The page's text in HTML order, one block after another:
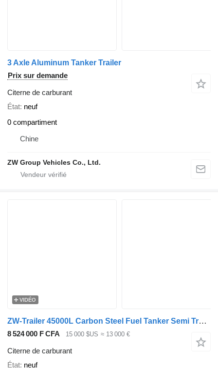
3 Axle Aluminum Tanker Trailer
Prix sur demande
Citerne de carburant
État neuf
0 compartiment
Chine
ZW Group Vehicles Co., Ltd.
VIDÉO
ZW-Trailer 45000L Carbon Steel Fuel Tanker Semi Trailer for UAE
8 524 000 F CFA 15 000 $US ≈ 13 000 €
Citerne de carburant
État neuf